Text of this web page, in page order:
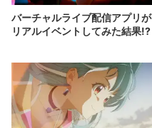
バーチャルライブ配信アプリが
リアルイベントしてみた結果!?